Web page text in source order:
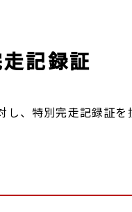
記録証
し、特別完走記録証を